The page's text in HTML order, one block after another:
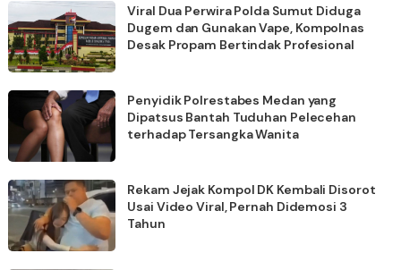
Viral Dua Perwira Polda Sumut Diduga
Dugem dan Gunakan Vape, Kompolnas
Desak Propam Bertindak Profesional
Penyidik Polrestabes Medan yang
Dipatsus Bantah Tuduhan Pelecehan
terhadap Tersangka Wanita
Rekam Jejak Kompol DK Kembali Disorot
Usai Video Viral, Pernah Didemosi 3
Tahun